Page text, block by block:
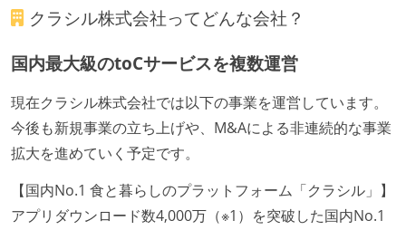
アジャイル実践状況
1ヶ月以下の短い期間でのイテレーション開発を実践
デイリーでスタンドアップミーティング、またはそれ
に準じるチーム内の打ち合わせを行っている
イテレーションの最後などに、定期的にチームでふり
かえりミーティングを行っている
継続的なデプロイ（デリバリー）を行っている
クラシル株式会社ってどんな会社？
国内最大級のtoCサービスを複数運営
現在クラシル株式会社では以下の事業を運営しています。
今後も新規事業の立ち上げや、M&Aによる非連続的な事業
拡大を進めていく予定です。
【国内No.1 食と暮らしのプラットフォーム「クラシル」】
アプリダウンロード数4,000万（※1）を突破した国内No.1